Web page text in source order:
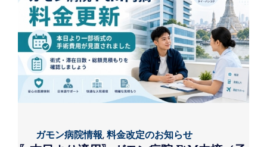
ガモン病院情報,料金改定のお知らせ